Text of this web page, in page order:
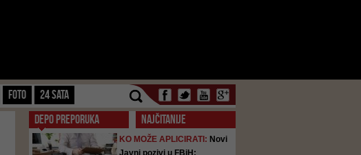
FOTO 24 SATA
DEPO PREPORUKA NAJČITANIJE
KO MOŽE APLICIRATI: Novi
Javni pozivi u FBiH: